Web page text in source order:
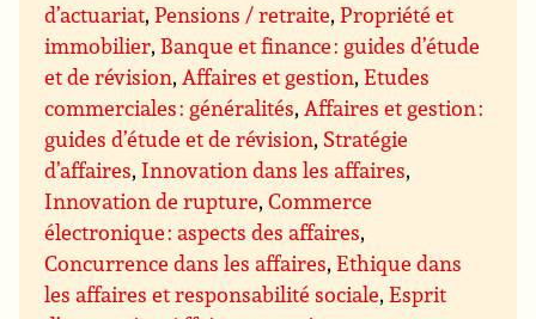
d’actuariat,Pensions / retraite,Propriété et
immobilier, Banque et finance : guides d’étude
et de révision,Affaires et gestion,Etudes
commerciales : généralités,Affaires et gestion :
guides d’étude et de révision, Stratégie
d’affaires, Innovation dans les affaires,
Innovation de rupture,Commerce
électronique : aspects des affaires,
Concurrence dans les affaires,Ethique dans
les affaires et responsabilité sociale,Esprit